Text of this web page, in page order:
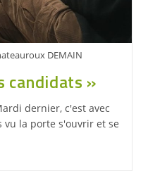
DEMAIN
candidats »
dernier, c'est avec
vu la porte s'ouvrir et se